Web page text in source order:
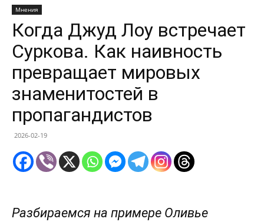
Мнения
Когда Джуд Лоу встречает
Суркова. Как наивность
превращает мировых
знаменитостей в
пропагандистов
2026-02-19
Разбираемся на примере Оливье